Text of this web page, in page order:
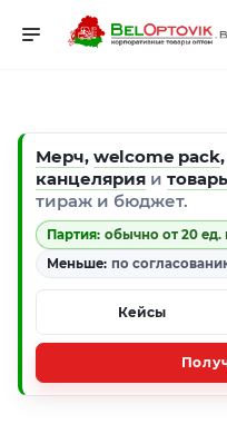
Мерч, welcome pack,
канцелярия и
тираж и бюджет.
Партия: обычно от 20 ед.
Меньше: по
Кейсы